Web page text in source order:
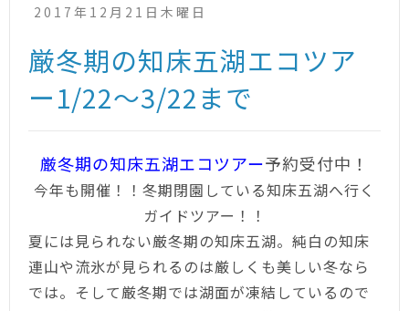
2017年12月21日木曜日
厳冬期の知床五湖エコツア
ー1/22～3/22まで
厳冬期の知床五湖エコツアー予約受付中！
今年も開催！！冬期閉園している知床五湖へ行く
ガイドツアー！！
夏には見られない厳冬期の知床五湖。純白の知床
連山や流氷が見られるのは厳しくも美しい冬なら
では。そして厳冬期では湖面が凍結しているので